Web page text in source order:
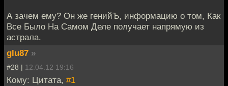
А зачем ему? Он же генийЪ, информацию о том, Как
Все Было На Самом Деле получает напрямую из
астрала.
glu87 »
#28 | 12.04.12 19:16
Кому: Цитата, #1